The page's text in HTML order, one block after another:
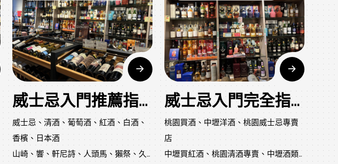
務，價格實惠，現貨供應。
務，價格實惠，現貨供應。
婚宴用酒、謝師宴酒水、尾牙春酒用酒
送禮洋酒推薦、生日禮物酒、父親節威
士忌
收藏級威士忌、投資威士忌
威士忌怎麼選、紅酒如何配餐
清酒種類差異、香檳怎麼挑
洋酒保存方法
網站頁面優化建議
威士忌入門推薦指南
威士忌、清酒、葡萄酒、紅酒、白酒、
香檳、日本酒
山崎、響、軒尼詩、人頭馬、獺祭、久
威士忌入門完全指南：從零開始的品飲之旅
桃園買酒、中壢洋酒、桃園威士忌專賣
店
中壢買紅酒、桃園清酒專賣、中壢酒類